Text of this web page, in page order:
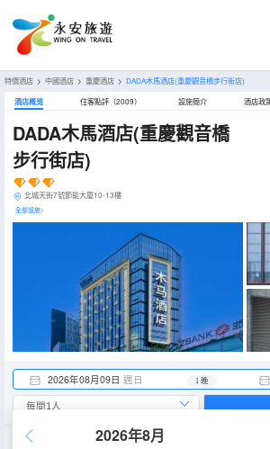
特價酒店 > 中國酒店 > 重慶酒店 > DADA木馬酒店(重慶觀音橋步行街店)
酒店概览 住客點評（2009） 設施簡介 酒店政
DADA木馬酒店(重慶觀音橋
步行街店)
北城天街7號節能大廈10-13樓
全部設施>
2026年08月09日 週日 1 晚
2026年8月